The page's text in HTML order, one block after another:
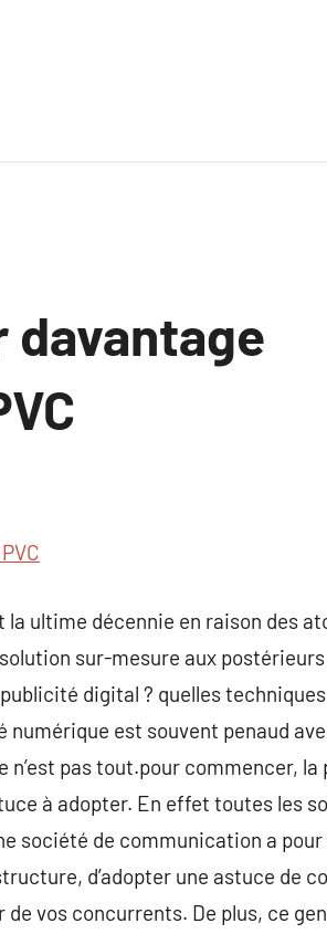
davantage
ultime décennie en raison des
sur-mesure aux
digital ? quelles
est souvent penaud
pas tout.pour commencer,
à adopter. En effet toutes les
société de communication a
d’adopter une astuce de
vos concurrents. De plus, ce